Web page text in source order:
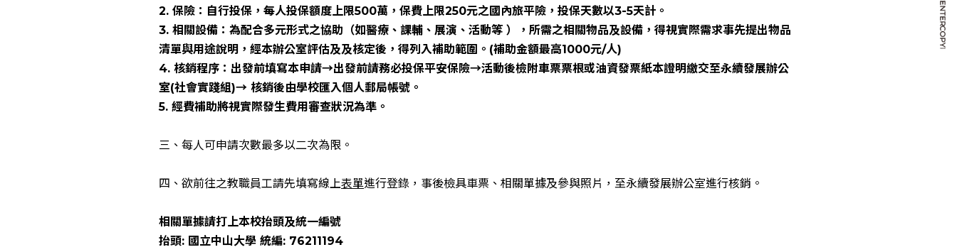
2. 保險：自行投保，每人投保額度上限500萬，保費上限250元之國內旅平險，投保天數以3-5天計。
3. 相關設備：為配合多元形式之協助（如醫療、課輔、展演、活動等 ），所需之相關物品及設備，得視實際需求事先提出物品
清單與用途說明，經本辦公室評估及及核定後，得列入補助範圍。(補助金額最高1000元/人)
4. 核銷程序：出發前填寫本申請→出發前請務必投保平安保險→活動後檢附車票票根或油資發票紙本證明繳交至永續發展辦公
室(社會實踐組)→ 核銷後由學校匯入個人郵局帳號。
5. 經費補助將視實際發生費用審查狀況為準。
三、每人可申請次數最多以二次為限。
四、欲前往之教職員工請先填寫線上表單進行登錄，事後檢具車票、相關單據及參與照片，至永續發展辦公室進行核銷。
相關單據請打上本校抬頭及統一編號
抬頭: 國立中山大學 統編: 76211194